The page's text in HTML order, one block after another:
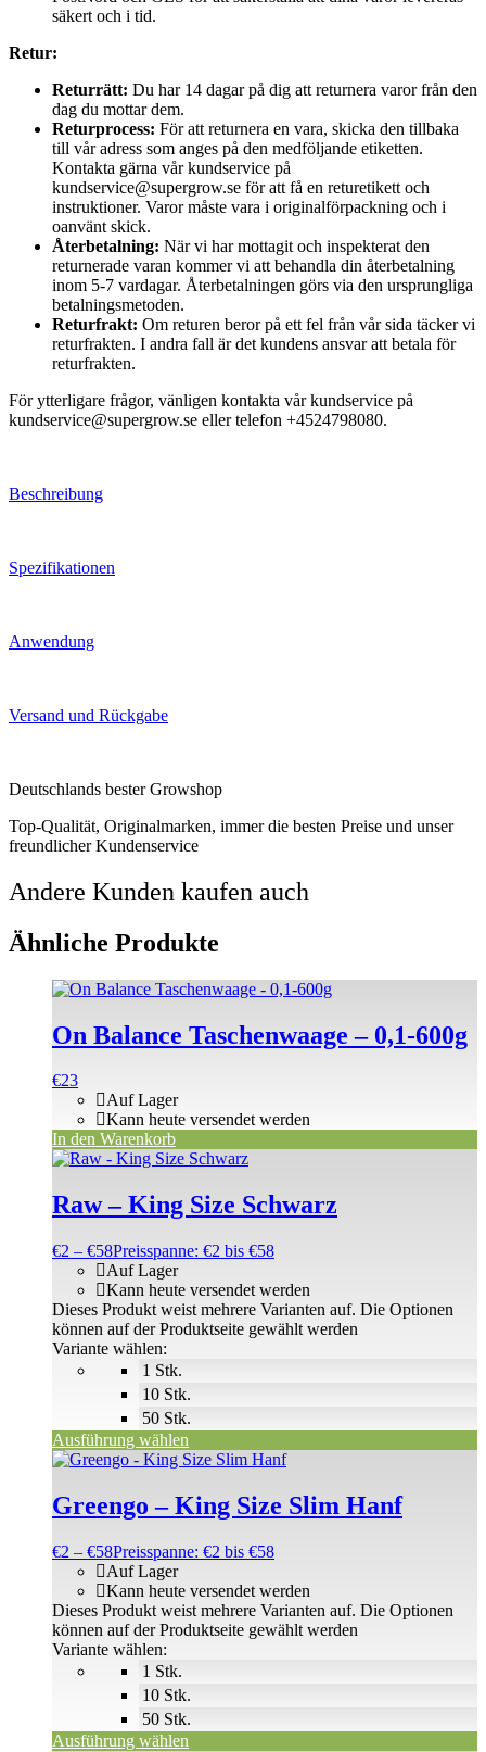
säkert och i tid.
Retur:
Returrätt: Du har 14 dagar på dig att returnera varor från den
dag du mottar dem.
Returprocess: För att returnera en vara, skicka den tillbaka
till vår adress som anges på den medföljande etiketten.
Kontakta gärna vår kundservice på
kundservice@supergrow.se för att få en returetikett och
instruktioner. Varor måste vara i originalförpackning och i
oanvänt skick.
Återbetalning: När vi har mottagit och inspekterat den
returnerade varan kommer vi att behandla din återbetalning
inom 5-7 vardagar. Återbetalningen görs via den ursprungliga
betalningsmetoden.
Returfrakt: Om returen beror på ett fel från vår sida täcker vi
returfrakten. I andra fall är det kundens ansvar att betala för
returfrakten.
För ytterligare frågor, vänligen kontakta vår kundservice på
kundservice@supergrow.se eller telefon +4524798080.
Beschreibung
Spezifikationen
Anwendung
Versand und Rückgabe
Deutschlands bester Growshop
Top-Qualität, Originalmarken, immer die besten Preise und unser
freundlicher Kundenservice
Andere Kunden kaufen auch
Ähnliche Produkte
On Balance Taschenwaage – 0,1-600g
€23
Auf Lager
Kann heute versendet werden
In den Warenkorb
Raw – King Size Schwarz
€2 – €58Preisspanne: €2 bis €58
1 Stk.
10 Stk.
50 Stk.
Auf Lager
Kann heute versendet werden
Variante wählen:
Ausführung wählen
Dieses Produkt weist mehrere Varianten auf. Die Optionen
können auf der Produktseite gewählt werden
Greengo – King Size Slim Hanf
€2 – €58Preisspanne: €2 bis €58
1 Stk.
10 Stk.
50 Stk.
Auf Lager
Kann heute versendet werden
Variante wählen:
Ausführung wählen
Dieses Produkt weist mehrere Varianten auf. Die Optionen
können auf der Produktseite gewählt werden